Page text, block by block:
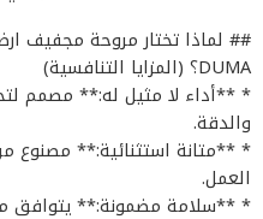
DUMA؟ (المزايا التنافسية)
* **أداء لا مثيل له:** مصمم
والدقة.
* **متانة استثنائية:**
العمل.
* **سلامة مضمونة:** يتوافق مع